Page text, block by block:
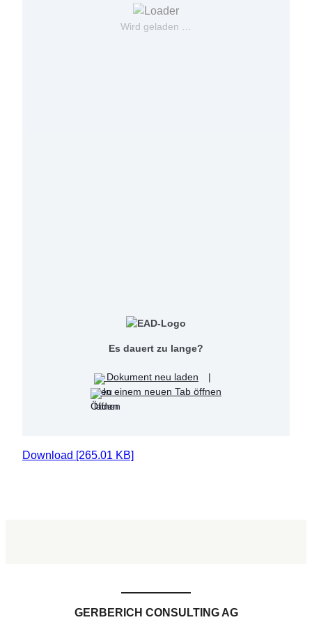
Wird geladen …
Es dauert zu lange?
Dokument neu laden
|
In einem neuen Tab öffnen
Download [265.01 KB]
GERBERICH CONSULTING AG